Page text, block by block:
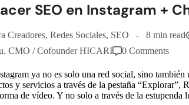
SEO en Instagram +
Creadores, Redes Sociales, SEO 8 min read
CMO / Cofounder HICARI
0 Comments
ya no es solo una red social, sino
y servicios a través de la pestaña “Explorar”,
de vídeo. Y no solo a través de la